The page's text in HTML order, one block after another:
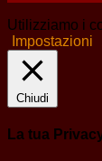
Utilizziamo i
Impostazioni
Chiudi
La tua